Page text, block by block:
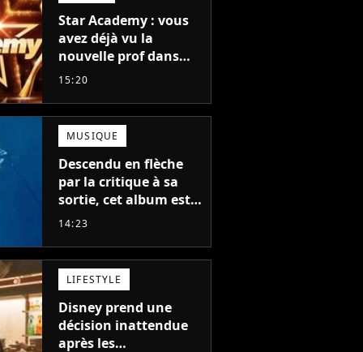
Star Academy : vous
avez déjà vu la
nouvelle prof dans
The Voice et aux
15:20
MUSIQUE
Descendu en flèche
par la critique à sa
sortie, cet album est
en train de devenir le
auteur
14:23
LIFESTYLE
Disney prend une
décision inattendue
après les